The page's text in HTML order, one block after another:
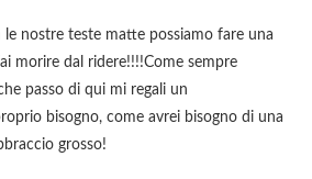
nostre teste matte possiamo fare una
morire dal ridere!!!!Come sempre
passo di qui mi regali un
bisogno, come avrei bisogno di una
grosso!